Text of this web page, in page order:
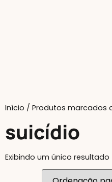
Início / Produtos marcados
suicídio
Exibindo um único resultado